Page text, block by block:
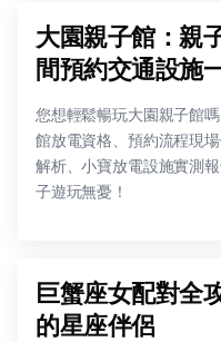
大園親子館：親
間預約交通設施
您想輕鬆暢玩大園親子館
館放電資格、預約流程現
解析、小寶放電設施實測
子遊玩無憂！
巨蟹座女配對全
的星座伴侶